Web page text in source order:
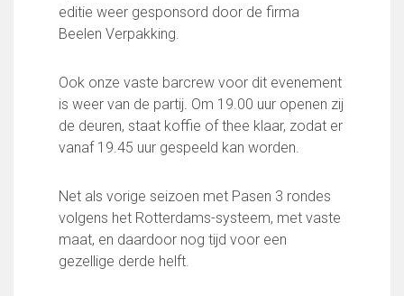
Toegangs- en seizoenskaarten
Heren- en jongensvoetbal
Vrouwen- en meidenvoetbal
7 tegen 7 Voetbal (35+)
Zaalvoetbal
Walking Football
Onze opleiding
Jeugdopleiding FC Lisse
Profiel Jeugdtrainers
editie weer gesponsord door de firma
Beelen Verpakking.
Ook onze vaste barcrew voor dit evenement
is weer van de partij. Om 19.00 uur openen zij
de deuren, staat koffie of thee klaar, zodat er
vanaf 19.45 uur gespeeld kan worden.
Net als vorige seizoen met Pasen 3 rondes
volgens het Rotterdams-systeem, met vaste
maat, en daardoor nog tijd voor een
gezellige derde helft.